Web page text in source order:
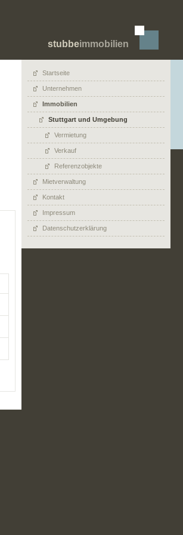
stubbeimmobilien
Startseite
Unternehmen
Immobilien
Stuttgart und Umgebung
Vermietung
Verkauf
Referenzobjekte
Mietverwaltung
Kontakt
Impressum
Datenschutzerklärung